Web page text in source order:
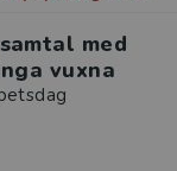
med
vuxna